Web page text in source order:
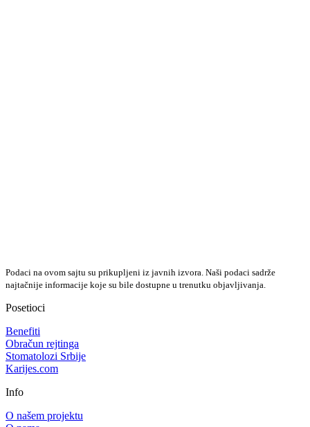
Podaci na ovom sajtu su prikupljeni iz javnih izvora. Naši podaci sadrže
najtačnije informacije koje su bile dostupne u trenutku objavljivanja.
Posetioci
Benefiti
Obračun rejtinga
Stomatolozi Srbije
Karijes.com
Info
O našem projektu